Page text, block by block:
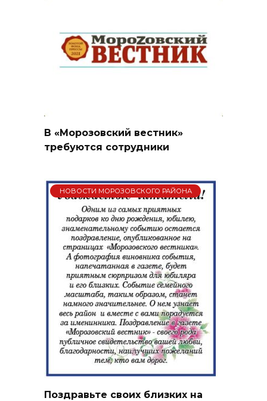
В «Морозовский вестник»
требуются сотрудники
НОВОСТИ МОРОЗОВСКОГО РАЙОНА
Поздравьте своих близких на